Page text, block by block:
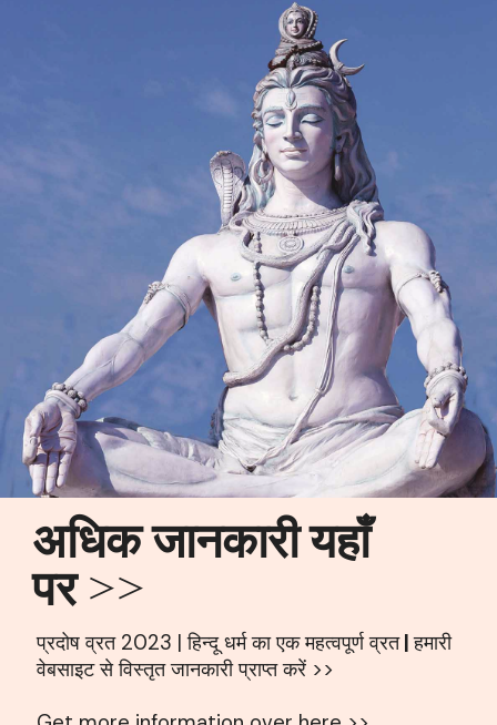
अधिक जानकारी यहाँ
पर >>
प्रदोष व्रत 2023 | हिन्दू धर्म का एक महत्वपूर्ण व्रत|हमारी
वेबसाइट से विस्तृत जानकारी प्राप्त करें >>